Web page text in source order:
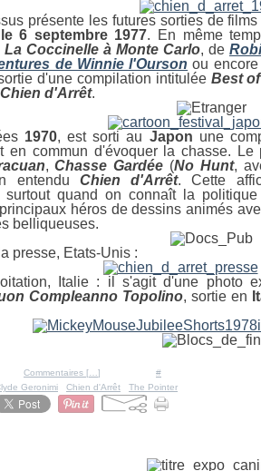
présente les futures sorties de
6 septembre 1977. En même
La Coccinelle à Monte Carlo, de
de Winnie l'Ourson ou
d'une compilation intitulée Best
Chien d'Arrêt.
1970, est sorti au Japon une
en commun d'évoquer la chasse.
,Chasse Gardée (No Hunt,
entendu Chien d'Arrêt. Cette
surtout quand on connaît la
héros de dessins animés
belliqueuses.
presse, Etats-Unis :
Italie : il s'agit d'une photo
Compleanno Topolino, sortie en
Commentaires [ ] #
Geronimi Chien d'Arrêt The Pointer